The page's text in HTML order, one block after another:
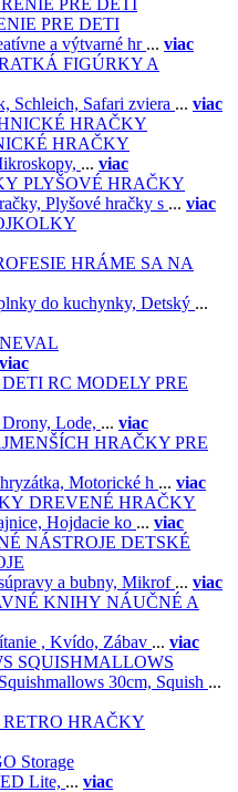
PRE DETI
a výtvarné hr ... viac
FIGÚRKY A
Schleich, Safari zviera ... viac
HRAČKY
... viac
PLYŠOVÉ HRAČKY
Plyšové hračky s ... viac
HRÁME SA NA
do kuchynky, Detský ...
viac
RC MODELY PRE
Drony, Lode, ... viac
HRAČKY PRE
Motorické h ... viac
DREVENÉ HRAČKY
Hojdacie ko ... viac
DETSKÉ
a bubny, Mikrof ... viac
NÁUČNÉ A
, Kvído, Zábav ... viac
SQUISHMALLOWS
Squishmallows 30cm, Squish ...
RETRO HRAČKY
Storage
Lite, ... viac